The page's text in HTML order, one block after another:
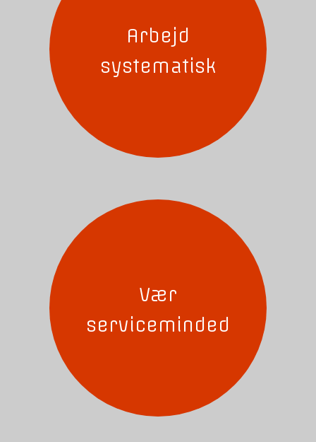
Arbejd
systematisk
Vær
serviceminded